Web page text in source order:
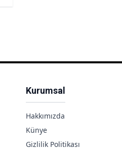
Kurumsal
Hakkımızda
Künye
Gizlilik Politikası